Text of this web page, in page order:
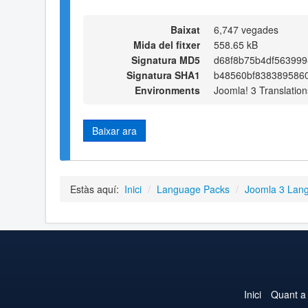
Baixat
6,747 vegades
Mida del fitxer
558.65 kB
Signatura MD5
Signatura SHA1
Environments
Joomla! 3
Baixar ara
Estàs aquí: Inici / Language Packs / Joomla 3
Inici Quant a